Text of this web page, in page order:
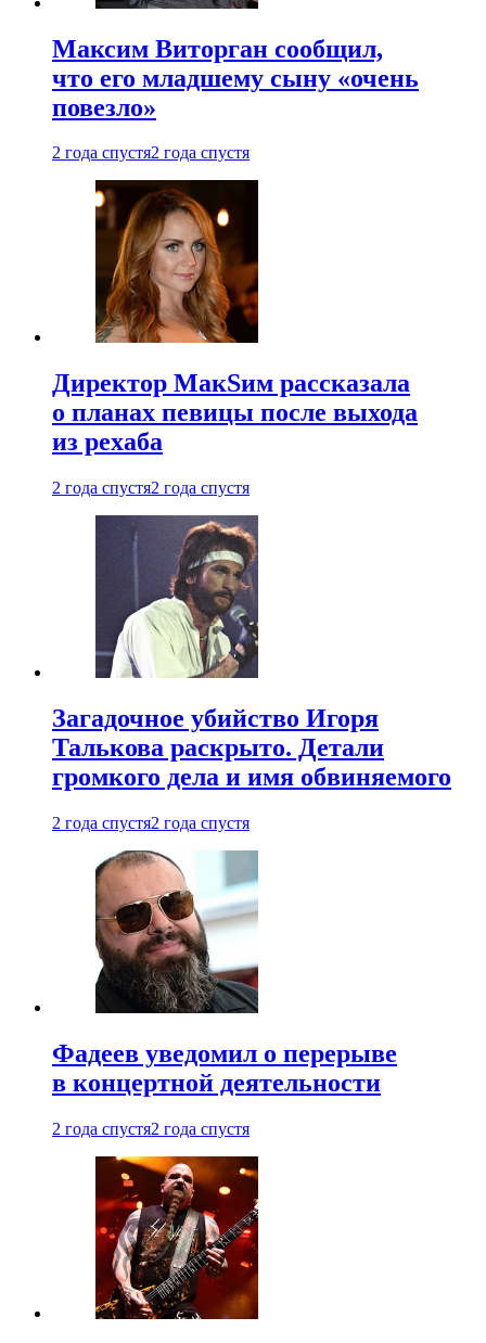
Максим Виторган сообщил,
что его младшему сыну «очень
повезло»
2 года спустя2 года спустя
Директор МакSим рассказала
о планах певицы после выхода
из рехаба
2 года спустя2 года спустя
Загадочное убийство Игоря
Талькова раскрыто. Детали
громкого дела и имя обвиняемого
2 года спустя2 года спустя
Фадеев уведомил о перерыве
в концертной деятельности
2 года спустя2 года спустя